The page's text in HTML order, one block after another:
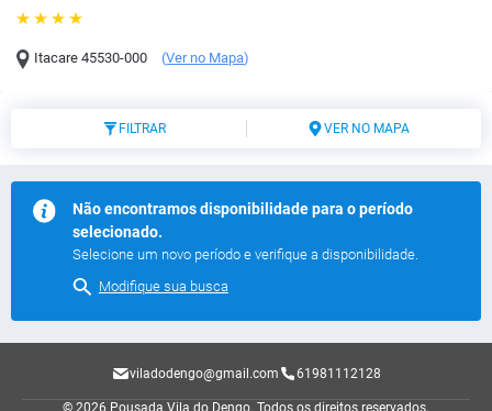
Itacare 45530-000 (Ver no Mapa)
FILTRAR VER NO MAPA
Não encontramos disponibilidade para o período
selecionado.
Selecione um novo período e verifique a disponibilidade.
Modifique sua busca
viladodengo@gmail.com 61981112128
© 2026 Pousada Vila do Dengo. Todos os direitos reservados.